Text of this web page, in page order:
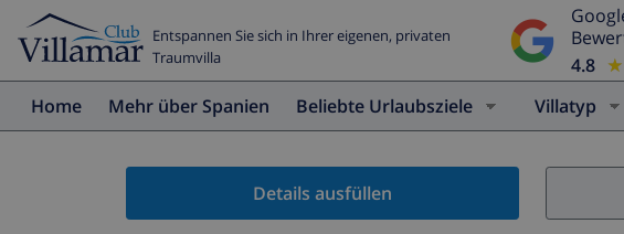
Entspannen Sie sich in Ihrer eigenen, privaten
Traumvilla
4.8
Home Mehr über Spanien Beliebte Urlaubsziele Villatyp
Details ausfüllen